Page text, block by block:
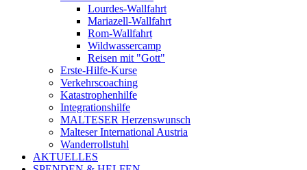
Lourdes-Wallfahrt
Mariazell-Wallfahrt
Rom-Wallfahrt
Wildwassercamp
Reisen mit "Gott"
Erste-Hilfe-Kurse
Verkehrscoaching
Katastrophenhilfe
Integrationshilfe
MALTESER Herzenswunsch
Malteser International Austria
Wanderrollstuhl
AKTUELLES